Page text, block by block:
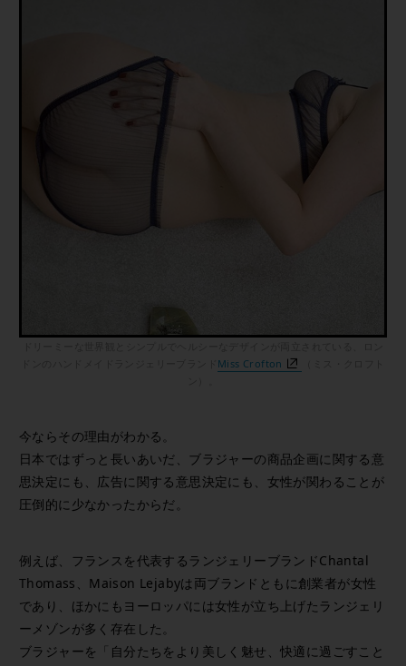
Miss Crofton
今ならその理由がわかる。
日本ではずっと長いあいだ、ブラジャーの商品企画に関する意
思決定にも、広告に関する意思決定にも、女性が関わることが
圧倒的に少なかったからだ。
例えば、フランスを代表するランジェリーブランドChantal
Thomass、Maison Lejabyは両ブランドともに創業者が女性
であり、ほかにもヨーロッパには女性が立ち上げたランジェリ
ーメゾンが多く存在した。
ブラジャーを「自分たちをより美しく魅せ、快適に過ごすこと